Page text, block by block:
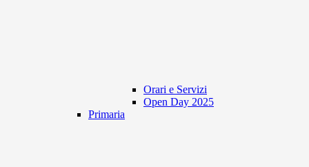
Orari e Servizi
Open Day 2025
Primaria